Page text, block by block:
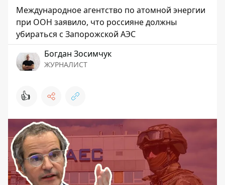
Международное агентство по атомной энергии
при ООН заявило, что россияне должны
убираться с Запорожской АЭС
Богдан Зосимчук
ЖУРНАЛИСТ
👍